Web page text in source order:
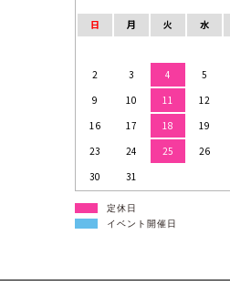
日 月 火 水
2
3 4 5
9
10 11 12
16
17 18 19
23
24 25 26
30
31
定休日
イベント開催日